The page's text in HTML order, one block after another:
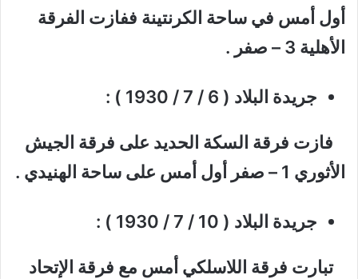
أول أمس في ساحة الكرنتينة ففازت الفرقة
الأهلية 3 – صفر .
جريدة البلاد ( 6 / 7 / 1930 ) :
فازت فرقة السكة الحديد على فرقة الجيش
الأثوري 1 – صفر أول أمس على ساحة الهنيدي .
جريدة البلاد ( 10 / 7 / 1930 ) :
تبارت فرقة اللاسلكي أمس مع فرقة الإتحاد